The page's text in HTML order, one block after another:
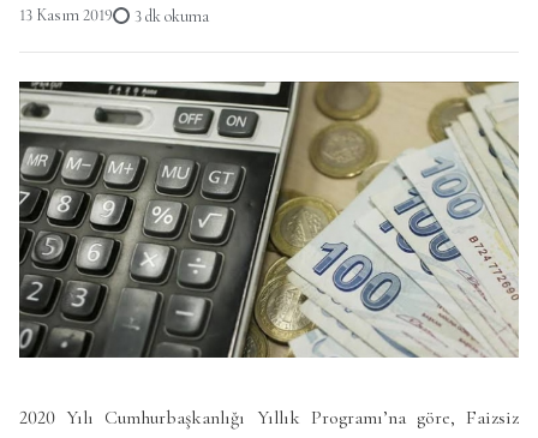
13 Kasım 2019 3 dk okuma
2020 Yılı Cumhurbaşkanlığı Yıllık Programı’na göre, Faizsiz